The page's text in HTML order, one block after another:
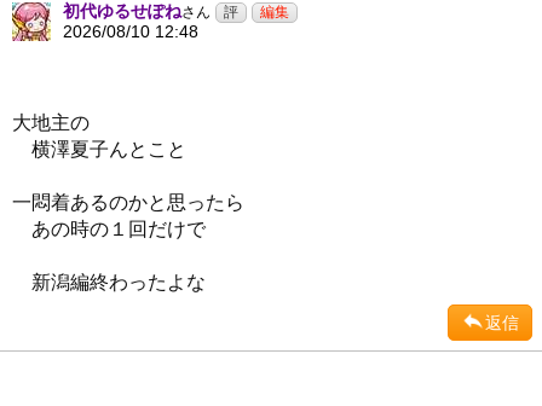
初代ゆるせぽねさん
2026/08/10 12:48
大地主の
横澤夏子んとこと
一悶着あるのかと思ったら
あの時の１回だけで
新潟編終わったよな
返信